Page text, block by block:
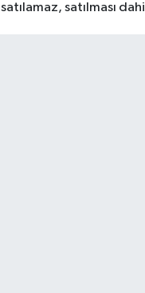
satılamaz, satılması dahi